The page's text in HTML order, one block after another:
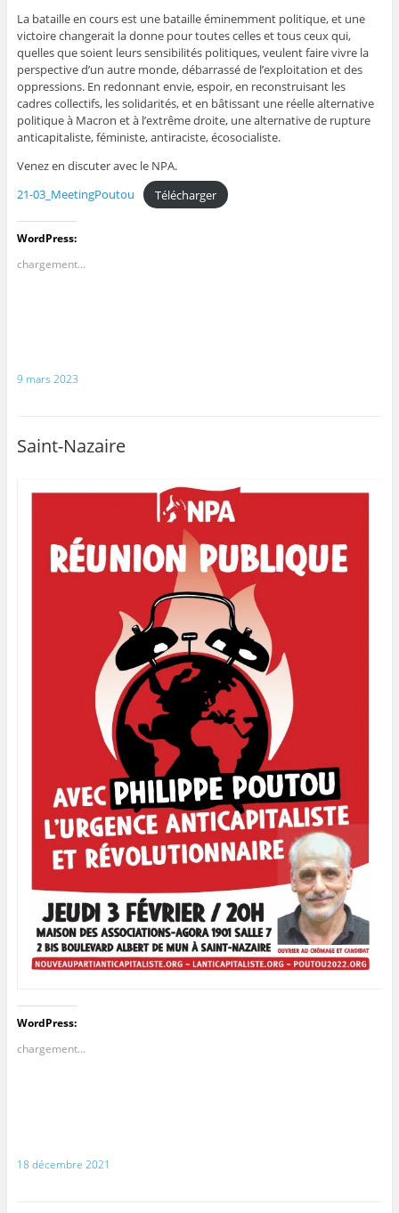
La bataille en cours est une bataille éminemment politique, et une
victoire changerait la donne pour toutes celles et tous ceux qui,
quelles que soient leurs sensibilités politiques, veulent faire vivre la
perspective d’un autre monde, débarrassé de l’exploitation et des
oppressions. En redonnant envie, espoir, en reconstruisant les
cadres collectifs, les solidarités, et en bâtissant une réelle alternative
politique à Macron et à l’extrême droite, une alternative de rupture
anticapitaliste, féministe, antiraciste, écosocialiste.
Venez en discuter avec le NPA.
21-03_MeetingPoutou
Télécharger
WordPress:
chargement…
9 mars 2023
Saint-Nazaire
WordPress:
chargement…
18 décembre 2021